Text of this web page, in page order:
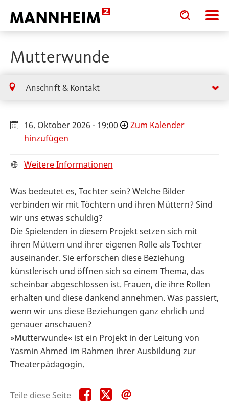
Toggle
search
input
Toggle
search
input
Mutterwunde
Anschrift & Kontakt
16. Oktober 2026 - 19:00
Zum Kalender
hinzufügen
Weitere Informationen
Was bedeutet es, Tochter sein? Welche Bilder
verbinden wir mit Töchtern und ihren Müttern? Sind
wir uns etwas schuldig?
Die Spielenden in diesem Projekt setzen sich mit
ihren Müttern und ihrer eigenen Rolle als Tochter
auseinander. Sie erforschen diese Beziehung
künstlerisch und öffnen sich so einem Thema, das
scheinbar abgeschlossen ist. Frauen, die ihre Rollen
erhalten und diese dankend annehmen. Was passiert,
wenn wir uns diese Beziehungen ganz ehrlich und
genauer anschauen?
»Mutterwunde« ist ein Projekt in der Leitung von
Yasmin Ahmed im Rahmen ihrer Ausbildung zur
Theaterpädagogin.
Teile diese Seite Teile
diese
Teile
diese